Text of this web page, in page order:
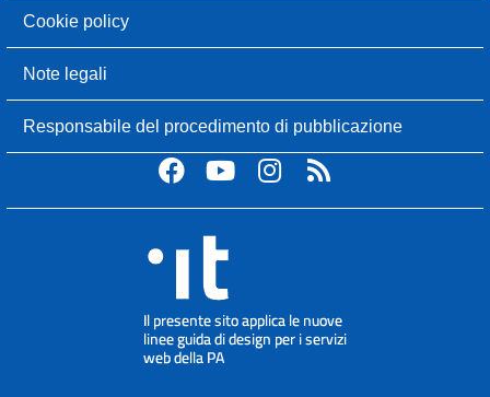
Cookie policy
Note legali
Responsabile del procedimento di pubblicazione